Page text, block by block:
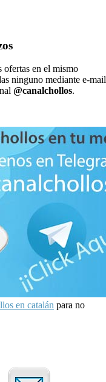
ofertas en el mismo
ninguno mediante e-mail
@canalchollos.
en catalán para no